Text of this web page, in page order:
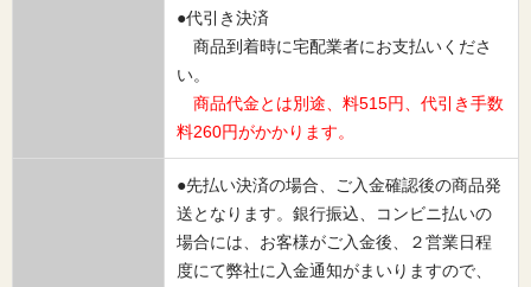
●代引き決済
商品到着時に宅配業者にお支払いくださ
い。
商品代金とは別途、料515円、代引き手数
料260円がかかります。
●先払い決済の場合、ご入金確認後の商品発
送となります。銀行振込、コンビニ払いの
場合には、お客様がご入金後、２営業日程
度にて弊社に入金通知がまいりますので、